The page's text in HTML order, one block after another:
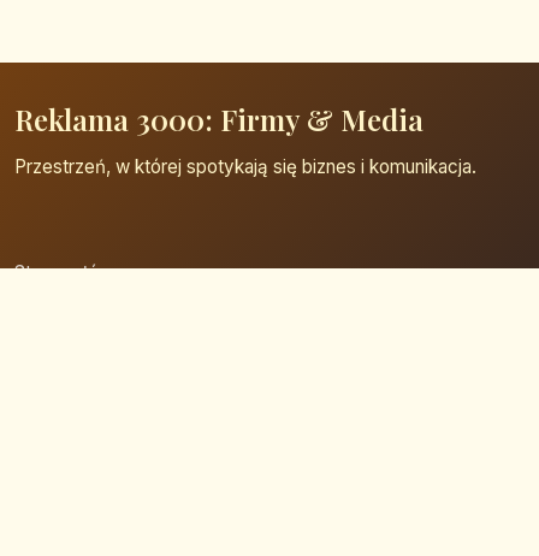
Reklama 3000: Firmy & Media
Przestrzeń, w której spotykają się biznes i komunikacja.
Strona główna